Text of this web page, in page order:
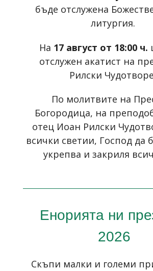
бъде отслужена
литургия.
На 17 август от 18:00 ч.
отслужен акатист на
Рилски
По молитвите на
Богородица, на
отец Иоан Рилски
всички светии, Господ да
укрепва и закриля
Енорията ни
2026
Скъпи малки и големи